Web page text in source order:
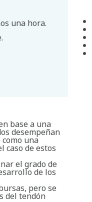
una hora.
base a una
desempeñan
una
caso de estos
el grado de
de los
pero se
del tendón